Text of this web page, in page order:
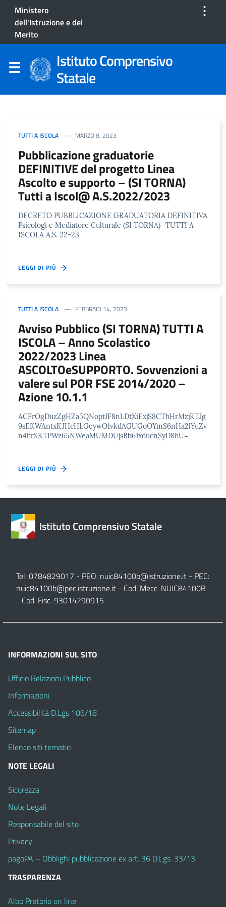
Ministero
dell'Istruzione e del
Merito
⋮
Istituto Comprensivo
Statale
TUTTI A ISCOLA MARZO 8, 2023
Pubblicazione graduatorie
DEFINITIVE del progetto Linea
Ascolto e supporto – (SI TORNA)
Tutti a Iscol@ A.S.2022/2023
DECRETO PUBBLICAZIONE GRADUATORIA DEFINITIVA
Psicologi e Mediatore Culturale (SI TORNA) -TUTTI A
ISCOLA A.S. 22-23
LEGGI DI PIÙ
TUTTI A ISCOLA FEBBRAIO 14, 2023
Avviso Pubblico (SI TORNA) TUTTI A
ISCOLA – Anno Scolastico
2022/2023 Linea
ASCOLTOeSUPPORTO. Sovvenzioni a
valere sul POR FSE 2014/2020 –
Azione 10.1.1
ACFrOgDuzZgHZa5QNoptJF8nLDtXiExjS8CThHrMzjKTJg
9sEKWAntxKJHcHLGeywO1vkdAGUGoOYmS6nHa2lYuZv
n4hrXKTPWz65NWeaMUMDUjsBb6JxducnSyD8hU=
LEGGI DI PIÙ
Istituto Comprensivo Statale
Tel: 0784829017 - PEO: nuic84100b@istruzione.it - PEC:
nuic84100b@pec.istruzione.it - Cod. Mecc. NUIC84100B
- Cod. Fisc. 93014290915
INFORMAZIONI SUL SITO
Ufficio Relazioni Pubblico
Informazioni
Accessibilità D.Lgs 106/18
Sitemap
Elenco siti tematici
NOTE LEGALI
Sicurezza
Note Legali
Responsabile del sito
Privacy
pagoPA – Obblighi pubblicazione ex art. 36 D.Lgs. 33/13
TRASPARENZA
Albo Pretorio on line